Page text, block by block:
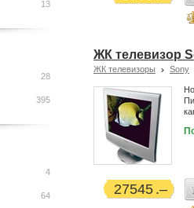
ЖК телевизор
ЖК телевизоры Sony
27545
13
28
395
4
64